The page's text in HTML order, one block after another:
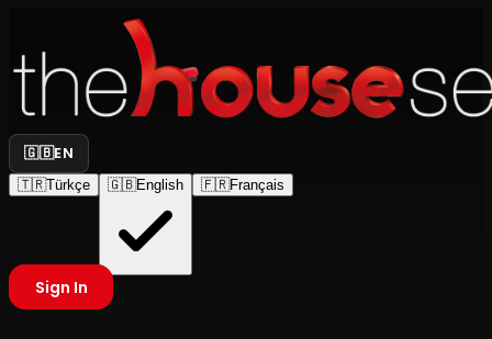
🇬🇧EN
🇹🇷Türkçe 🇬🇧English 🇫🇷Français
Sign In